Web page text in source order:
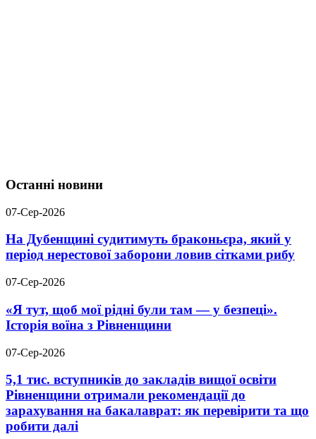
Останні новини
07-Сер-2026
На Дубенщині судитимуть браконьєра, який у
період нерестової заборони ловив сітками рибу
07-Сер-2026
«Я тут, щоб мої рідні були там — у безпеці».
Історія воїна з Рівненщини
07-Сер-2026
5,1 тис. вступників до закладів вищої освіти
Рівненщини отримали рекомендації до
зарахування на бакалаврат: як перевірити та що
робити далі